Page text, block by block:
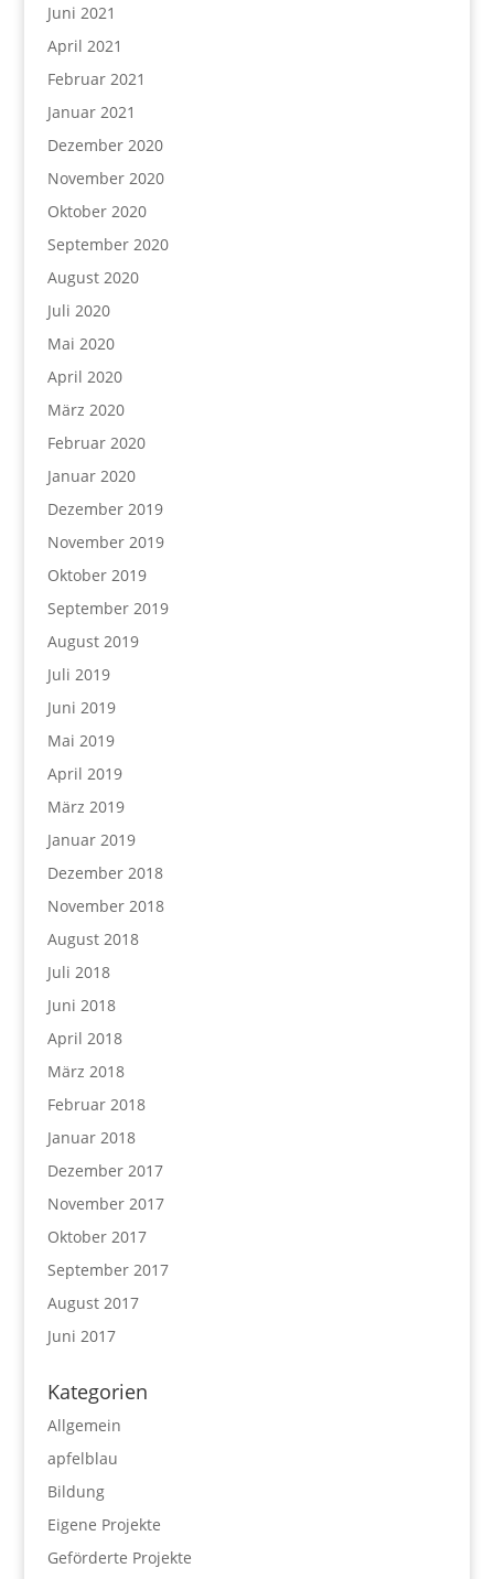
Juni 2021
April 2021
Februar 2021
Januar 2021
Dezember 2020
November 2020
Oktober 2020
September 2020
August 2020
Juli 2020
Mai 2020
April 2020
März 2020
Februar 2020
Januar 2020
Dezember 2019
November 2019
Oktober 2019
September 2019
August 2019
Juli 2019
Juni 2019
Mai 2019
April 2019
März 2019
Januar 2019
Dezember 2018
November 2018
August 2018
Juli 2018
Juni 2018
April 2018
März 2018
Februar 2018
Januar 2018
Dezember 2017
November 2017
Oktober 2017
September 2017
August 2017
Juni 2017
Kategorien
Allgemein
apfelblau
Bildung
Eigene Projekte
Geförderte Projekte